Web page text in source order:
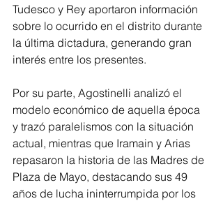
Tudesco y Rey aportaron información
sobre lo ocurrido en el distrito durante
la última dictadura, generando gran
interés entre los presentes.
Por su parte, Agostinelli analizó el
modelo económico de aquella época
y trazó paralelismos con la situación
actual, mientras que Iramain y Arias
repasaron la historia de las Madres de
Plaza de Mayo, destacando sus 49
años de lucha ininterrumpida por los